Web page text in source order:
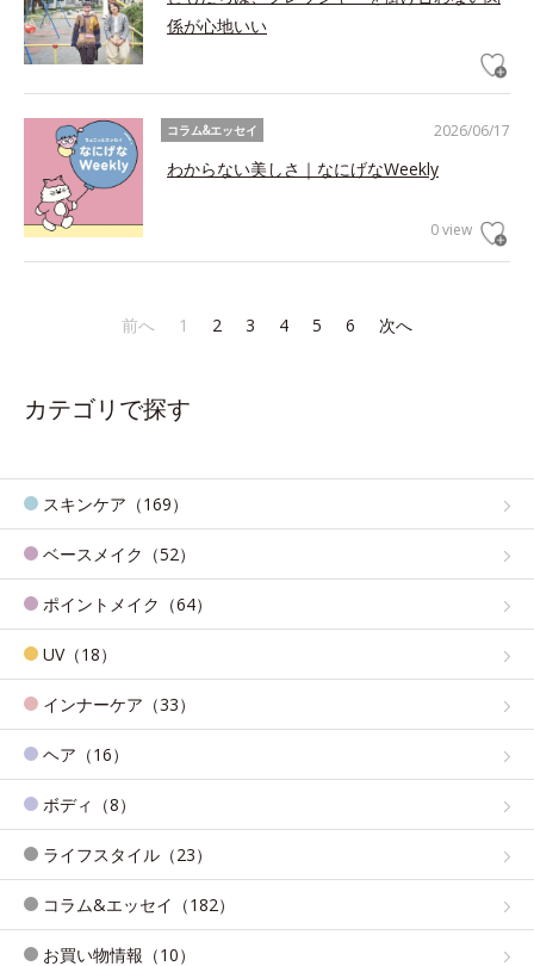
係が心地いい
2026/06/17
コラム&エッセイ
わからない美しさ｜なにげなWeekly
0 view
前へ 1 2 3 4 5 6 次へ
カテゴリで探す
スキンケア（169）
ベースメイク（52）
ポイントメイク（64）
UV（18）
インナーケア（33）
ヘア（16）
ボディ（8）
ライフスタイル（23）
コラム&エッセイ（182）
お買い物情報（10）